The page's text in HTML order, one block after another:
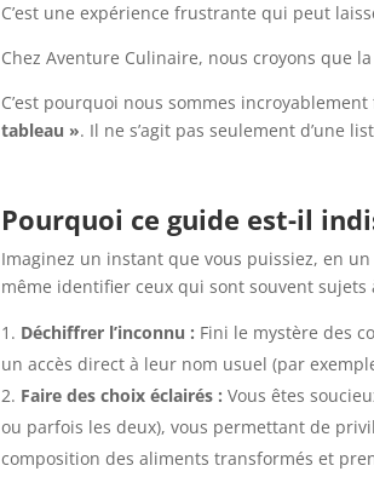
C’est une expérience frustrante qui peut
Chez Aventure Culinaire, nous croyons que
C’est pourquoi nous sommes
tableau ». Il ne s’agit pas seulement d’une
Pourquoi ce guide est-il
Imaginez un instant que vous puissiez, en
même identifier ceux qui sont souvent sujets
Déchiffrer l’inconnu : Fini le mystère des
un accès direct à leur nom usuel (par
Faire des choix éclairés : Vous êtes
ou parfois les deux), vous permettant de
composition des aliments transformés et